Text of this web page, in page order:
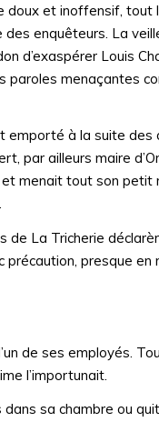
doux et inoffensif, tout
des enquêteurs. La
d’exaspérer Louis
menaçantes
emporté à la suite
par ailleurs maire
et menait tout son petit
de La Tricherie
presque en
de ses employés.
l’importunait.
dans sa chambre ou